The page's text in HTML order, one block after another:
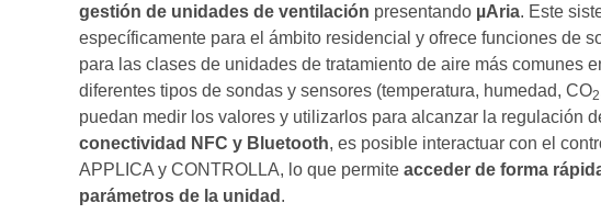
gestión de unidades de ventilación presentando µAria. Este
específicamente para el ámbito residencial y ofrece funciones de
para las clases de unidades de tratamiento de aire más comunes
diferentes tipos de sondas y sensores (temperatura, humedad, CO2
puedan medir los valores y utilizarlos para alcanzar la regulación
conectividad NFC y Bluetooth, es posible interactuar con el
APPLICA y CONTROLLA, lo que permite acceder de forma
parámetros de la unidad .